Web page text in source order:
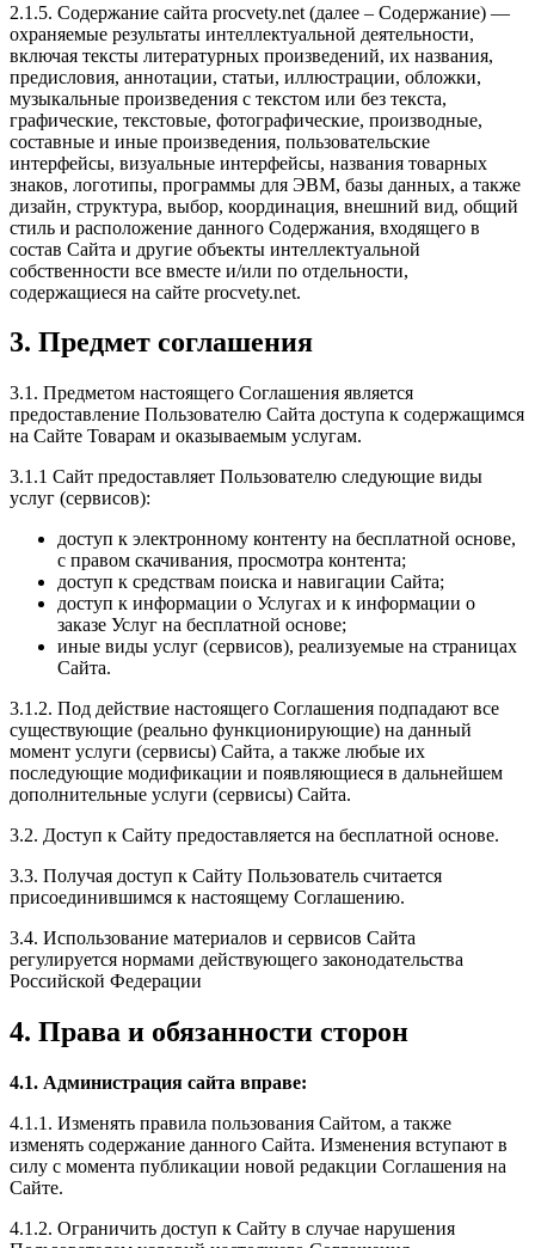
2.1.5. Содержание сайта procvety.net (далее – Содержание) —
охраняемые результаты интеллектуальной деятельности,
включая тексты литературных произведений, их названия,
предисловия, аннотации, статьи, иллюстрации, обложки,
музыкальные произведения с текстом или без текста,
графические, текстовые, фотографические, производные,
составные и иные произведения, пользовательские
интерфейсы, визуальные интерфейсы, названия товарных
знаков, логотипы, программы для ЭВМ, базы данных, а также
дизайн, структура, выбор, координация, внешний вид, общий
стиль и расположение данного Содержания, входящего в
состав Сайта и другие объекты интеллектуальной
собственности все вместе и/или по отдельности,
содержащиеся на сайте procvety.net.
3. Предмет соглашения
3.1. Предметом настоящего Соглашения является
предоставление Пользователю Сайта доступа к содержащимся
на Сайте Товарам и оказываемым услугам.
3.1.1 Сайт предоставляет Пользователю следующие виды
услуг (сервисов):
доступ к электронному контенту на бесплатной основе,
с правом скачивания, просмотра контента;
доступ к средствам поиска и навигации Сайта;
доступ к информации о Услугах и к информации о
заказе Услуг на бесплатной основе;
иные виды услуг (сервисов), реализуемые на страницах
Сайта.
3.1.2. Под действие настоящего Соглашения подпадают все
существующие (реально функционирующие) на данный
момент услуги (сервисы) Сайта, а также любые их
последующие модификации и появляющиеся в дальнейшем
дополнительные услуги (сервисы) Сайта.
3.2. Доступ к Сайту предоставляется на бесплатной основе.
3.3. Получая доступ к Сайту Пользователь считается
присоединившимся к настоящему Соглашению.
3.4. Использование материалов и сервисов Сайта
регулируется нормами действующего законодательства
Российской Федерации
4. Права и обязанности сторон
4.1. Администрация сайта вправе:
4.1.1. Изменять правила пользования Сайтом, а также
изменять содержание данного Сайта. Изменения вступают в
силу с момента публикации новой редакции Соглашения на
Сайте.
4.1.2. Ограничить доступ к Сайту в случае нарушения